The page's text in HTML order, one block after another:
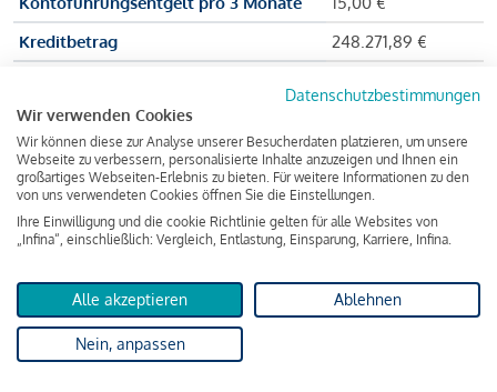
Kreditbetrag
248.271,89 €
Zu zahlender Gesamtbetrag
Kreditvermittler
INFINA Credit
Broker GmbH
von 237.000 Euro ausgezahlt, um die Wohnung zu kaufen.
Darüber hinaus fallen aber noch einige Gebühren an (z. B. die
Grundbucheintragungsgebühr), sodass die Bank den
Datenschutzbestimmungen
Wir verwenden Cookies
Wir können diese zur Analyse unserer Besucherdaten platzieren, um unsere
Webseite zu verbessern, personalisierte Inhalte anzuzeigen und Ihnen ein
großartiges Webseiten-Erlebnis zu bieten. Für weitere Informationen zu den
von uns verwendeten Cookies öffnen Sie die Einstellungen.
Ihre Einwilligung und die cookie Richtlinie gelten für alle Websites von
„Infina“, einschließlich: Vergleich, Entlastung, Einsparung, Karriere, Infina.
Alle akzeptieren Ablehnen
Nein, anpassen